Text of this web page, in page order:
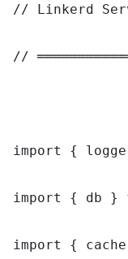
// Linkerd
//
import {
import { db }
import {